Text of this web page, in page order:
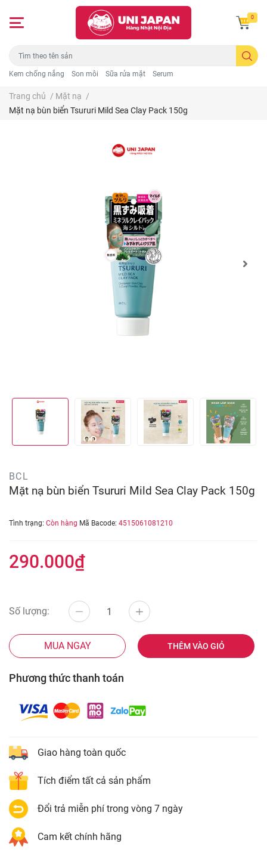
Kem chống nắng Son môi Sữa rửa mặt Serum
0
Trang chủ / Mặt nạ /
Mặt nạ bùn biển Tsururi Mild Sea Clay Pack 150g
BCL
Mặt nạ bùn biển Tsururi Mild Sea Clay Pack 150g
Tình trạng: Còn hàng Mã Bacode: 4515061081210
290.000₫
Số lượng:
MUA NGAY THÊM VÀO GIỎ
Phương thức thanh toán
Giao hàng toàn quốc
Tích điểm tất cả sản phẩm
Đổi trả miễn phí trong vòng 7 ngày
Cam kết chính hãng